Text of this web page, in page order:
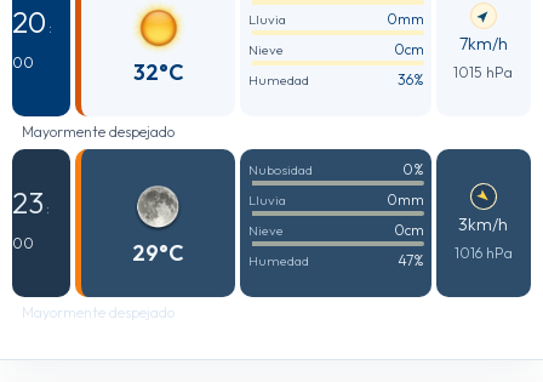
20 :
00
32°C
Lluvia 0mm
Nieve 0cm
Humedad 36%
7km/h
1015 hPa
Mayormente despejado
23 :
00
29°C
Nubosidad 0%
Lluvia 0mm
Nieve 0cm
Humedad 47%
3km/h
1016 hPa
Mayormente despejado